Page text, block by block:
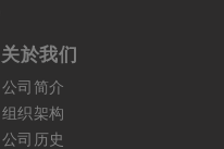
关於我们
公司简介
组织架构
公司历史